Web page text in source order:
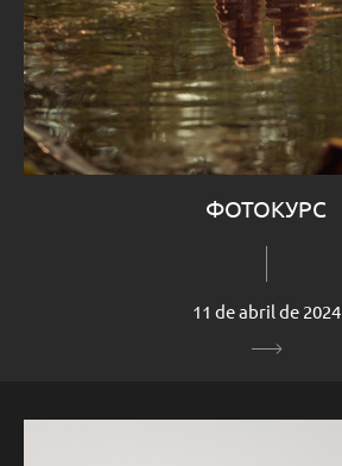
ФОТОКУРС
11 de abril de 2024